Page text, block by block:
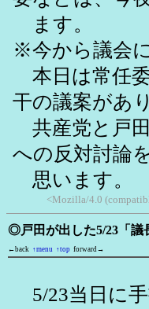
ます。
※今から議会
本日は常任
干の議案があ
共産党と戸
への反対討論
思います。
<Mozilla/4.0
◎戸田が出した5/23「議
←back ↑menu ↑top forward→
5/23当日に